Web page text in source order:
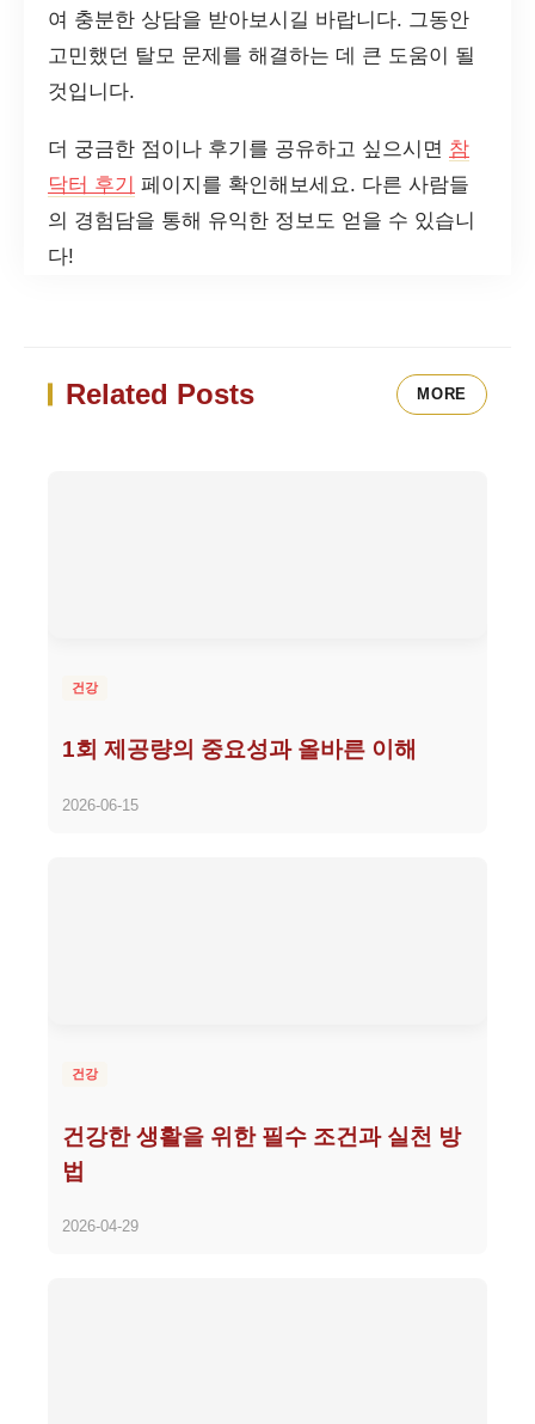
여 충분한 상담을 받아보시길 바랍니다. 그동안
고민했던 탈모 문제를 해결하는 데 큰 도움이 될
것입니다.
더 궁금한 점이나 후기를 공유하고 싶으시면 참
닥터 후기 페이지를 확인해보세요. 다른 사람들
의 경험담을 통해 유익한 정보도 얻을 수 있습니
다!
Related Posts MORE
건강
1회 제공량의 중요성과 올바른 이해
2026-06-15
건강
건강한 생활을 위한 필수 조건과 실천 방
법
2026-04-29